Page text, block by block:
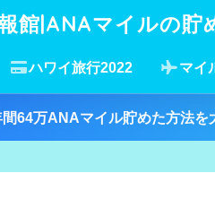
館|ANAマイルの貯
ハワイ旅行2022 マイ
間64万ANAマイル貯めた方法を